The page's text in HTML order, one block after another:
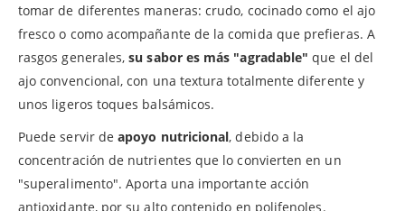
tomar de diferentes maneras: crudo, cocinado como el ajo
fresco o como acompañante de la comida que prefieras. A
rasgos generales,su sabor es más "agradable" que el del
ajo convencional, con una textura totalmente diferente y
unos ligeros toques balsámicos.
Puede servir deapoyo nutricional, debido a la
concentración de nutrientes que lo convierten en un
"superalimento". Aporta una importante acción
antioxidante, por su alto contenido en polifenoles.